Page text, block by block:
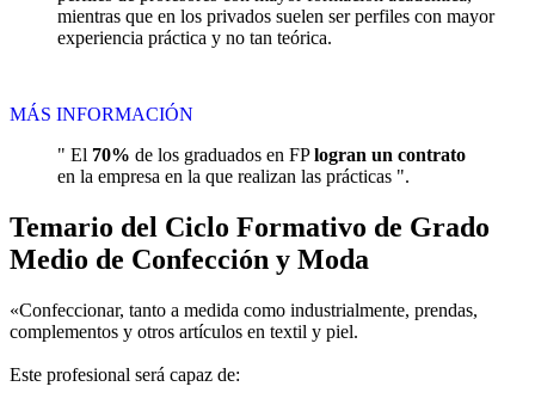
mientras que en los privados suelen ser perfiles con mayor
experiencia práctica y no tan teórica.
MÁS INFORMACIÓN
" El 70% de los graduados en FPlogran un contrato
en la empresa en la que realizan las prácticas ".
Temario del Ciclo Formativo de Grado
Medio de Confección y Moda
«Confeccionar, tanto a medida como industrialmente, prendas,
complementos y otros artículos en textil y piel.
Este profesional será capaz de: